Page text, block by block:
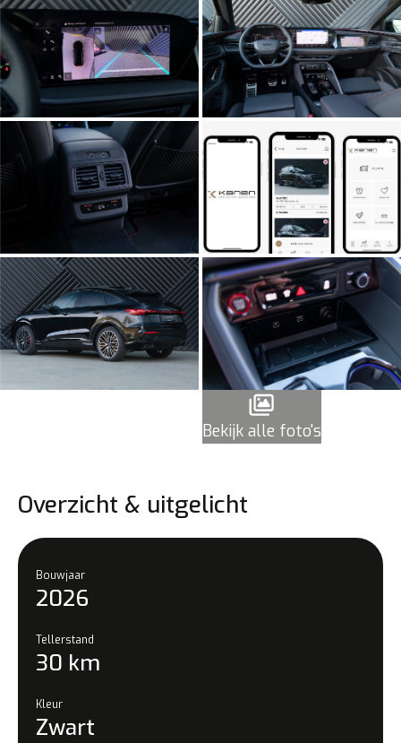
Bekijk alle foto's
Overzicht & uitgelicht
Bouwjaar
2026
Tellerstand
30 km
Kleur
Zwart